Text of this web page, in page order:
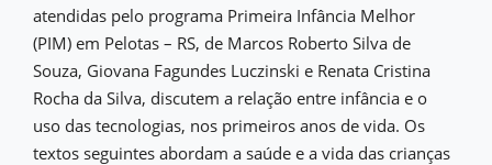
atendidas pelo programa Primeira Infância Melhor
(PIM) em Pelotas – RS, de Marcos Roberto Silva de
Souza, Giovana Fagundes Luczinski e Renata Cristina
Rocha da Silva, discutem a relação entre infância e o
uso das tecnologias, nos primeiros anos de vida. Os
textos seguintes abordam a saúde e a vida das crianças